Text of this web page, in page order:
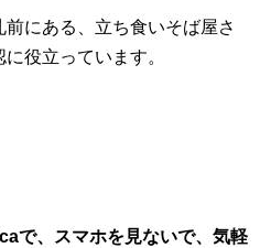
にある、立ち食いそば屋さ
役立っています。
で、スマホを見ないで、気軽